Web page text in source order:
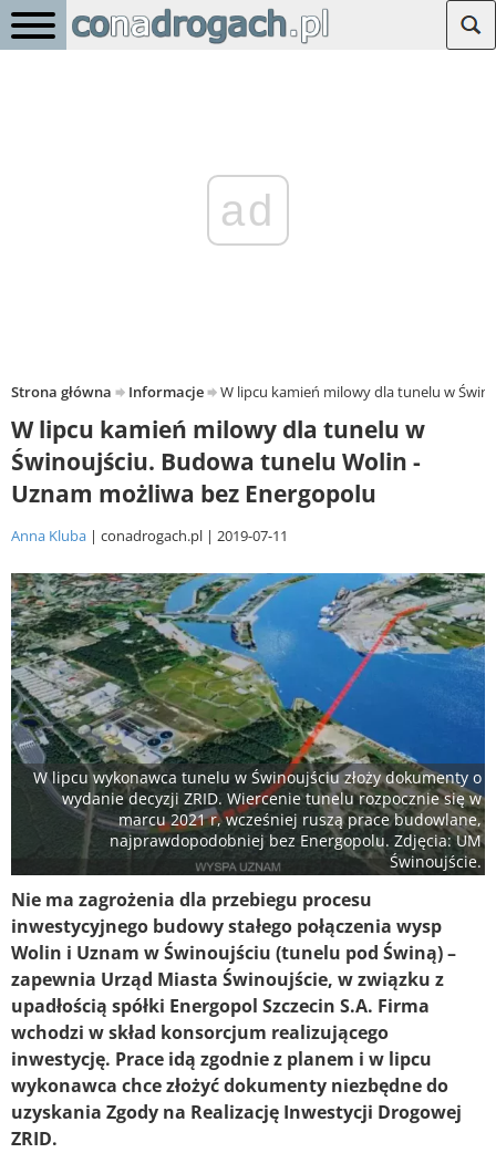
ad
Strona główna Informacje W lipcu kamień milowy dla tunelu w
W lipcu kamień milowy dla tunelu w
Świnoujściu. Budowa tunelu Wolin -
Uznam możliwa bez Energopolu
Anna Kluba conadrogach.pl 2019-07-11
W lipcu wykonawca tunelu w Świnoujściu złoży dokumenty o
wydanie decyzji ZRID. Wiercenie tunelu rozpocznie się w
marcu 2021 r, wcześniej ruszą prace budowlane,
najprawdopodobniej bez Energopolu. Zdjęcia: UM
Świnoujście.
Nie ma zagrożenia dla przebiegu procesu
inwestycyjnego budowy stałego połączenia wysp
Wolin i Uznam w Świnoujściu (tunelu pod Świną) –
zapewnia Urząd Miasta Świnoujście, w związku z
upadłością spółki Energopol Szczecin S.A. Firma
wchodzi w skład konsorcjum realizującego
inwestycję. Prace idą zgodnie z planem i w lipcu
wykonawca chce złożyć dokumenty niezbędne do
uzyskania Zgody na Realizację Inwestycji Drogowej
ZRID.